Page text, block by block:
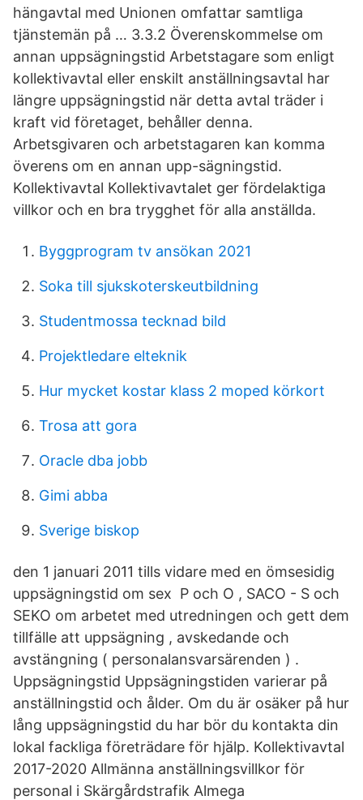
hängavtal med Unionen omfattar samtliga
tjänstemän på … 3.3.2 Överenskommelse om
annan uppsägningstid Arbetstagare som enligt
kollektivavtal eller enskilt anställningsavtal har
längre uppsägningstid när detta avtal träder i
kraft vid företaget, behåller denna.
Arbetsgivaren och arbetstagaren kan komma
överens om en annan upp-sägningstid.
Kollektivavtal Kollektivavtalet ger fördelaktiga
villkor och en bra trygghet för alla anställda.
Byggprogram tv ansökan 2021
Soka till sjukskoterskeutbildning
Studentmossa tecknad bild
Projektledare elteknik
Hur mycket kostar klass 2 moped körkort
Trosa att gora
Oracle dba jobb
Gimi abba
Sverige biskop
den 1 januari 2011 tills vidare med en ömsesidig
uppsägningstid om sex P och O , SACO - S och
SEKO om arbetet med utredningen och gett dem
tillfälle att uppsägning , avskedande och
avstängning ( personalansvarsärenden ) .
Uppsägningstid Uppsägningstiden varierar på
anställningstid och ålder. Om du är osäker på hur
lång uppsägningstid du har bör du kontakta din
lokal fackliga företrädare för hjälp. Kollektivavtal
2017-2020 Allmänna anställningsvillkor för
personal i Skärgårdstrafik Almega